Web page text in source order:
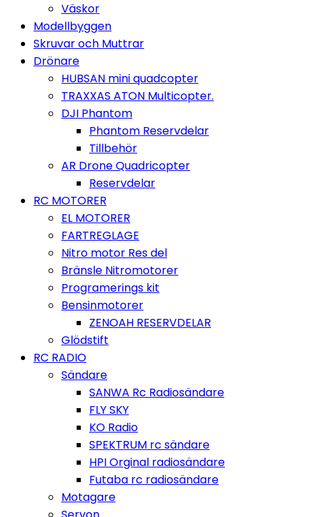
Väskor
Modellbyggen
Skruvar och Muttrar
Drönare
HUBSAN mini quadcopter
TRAXXAS ATON Multicopter.
DJI Phantom
Phantom Reservdelar
Tillbehör
AR Drone Quadricopter
Reservdelar
RC MOTORER
EL MOTORER
FARTREGLAGE
Nitro motor Res del
Bränsle Nitromotorer
Programerings kit
Bensinmotorer
ZENOAH RESERVDELAR
Glödstift
RC RADIO
Sändare
SANWA Rc Radiosändare
FLY SKY
KO Radio
SPEKTRUM rc sändare
HPI Orginal radiosändare
Futaba rc radiosändare
Motagare